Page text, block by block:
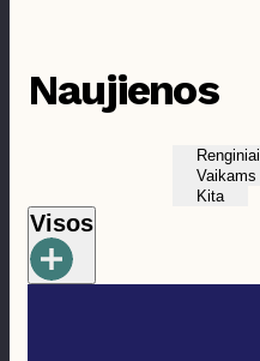
Naujienos
Renginiai
Vaikams
Kita
Visos